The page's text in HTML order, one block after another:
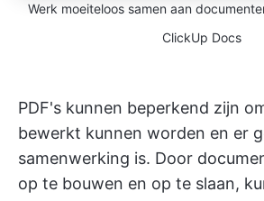
Werk moeiteloos samen aan
ClickUp Docs
PDF's kunnen beperkend zijn
bewerkt kunnen worden en er
samenwerking is. Door
op te bouwen en op te slaan,